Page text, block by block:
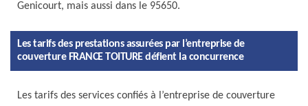
Genicourt, mais aussi dans le 95650.
Les tarifs des prestations assurées par l’entreprise de
couverture FRANCE TOITURE défient la concurrence
Les tarifs des services confiés à l’entreprise de couverture